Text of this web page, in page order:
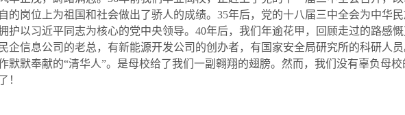
岗位上为祖国和社会做出了骄人的成绩。 35年后，党的十八届三中全会为中华民
护以习近平同志为核心的党中央领导。 40年后，我们年逾花甲，回顾走过的路感慨
企信息公司的老总，有新能源开发公司的创办者，有国家安全局研究所的科研人
默默奉献的“清华人”。是母校给了我们一副翱翔的翅膀。然而，我们没有辜负母校
！